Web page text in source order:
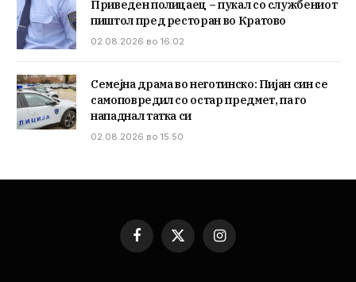
Приведен полицаец – пукал со службениот
пиштол пред ресторан во Кратово
02.08.2026 во 16:02
Семејна драма во неготинско: Пијан син се
самоповредил со остар предмет, па го
нападнал татка си
02.08.2026 во 15:50
Facebook
X
Instagram